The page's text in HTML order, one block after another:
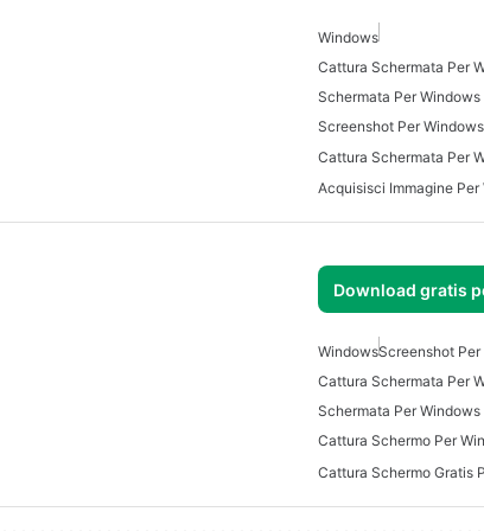
Windows
Cattura Schermata Per
Schermata Per Windows
Screenshot Per
Cattura Schermata Per
Acquisisci Immagine Per
Download gratis
WindowsScreenshot Per
Cattura Schermata Per
Schermata Per Windows
Cattura Schermo Per
Cattura Schermo Gratis